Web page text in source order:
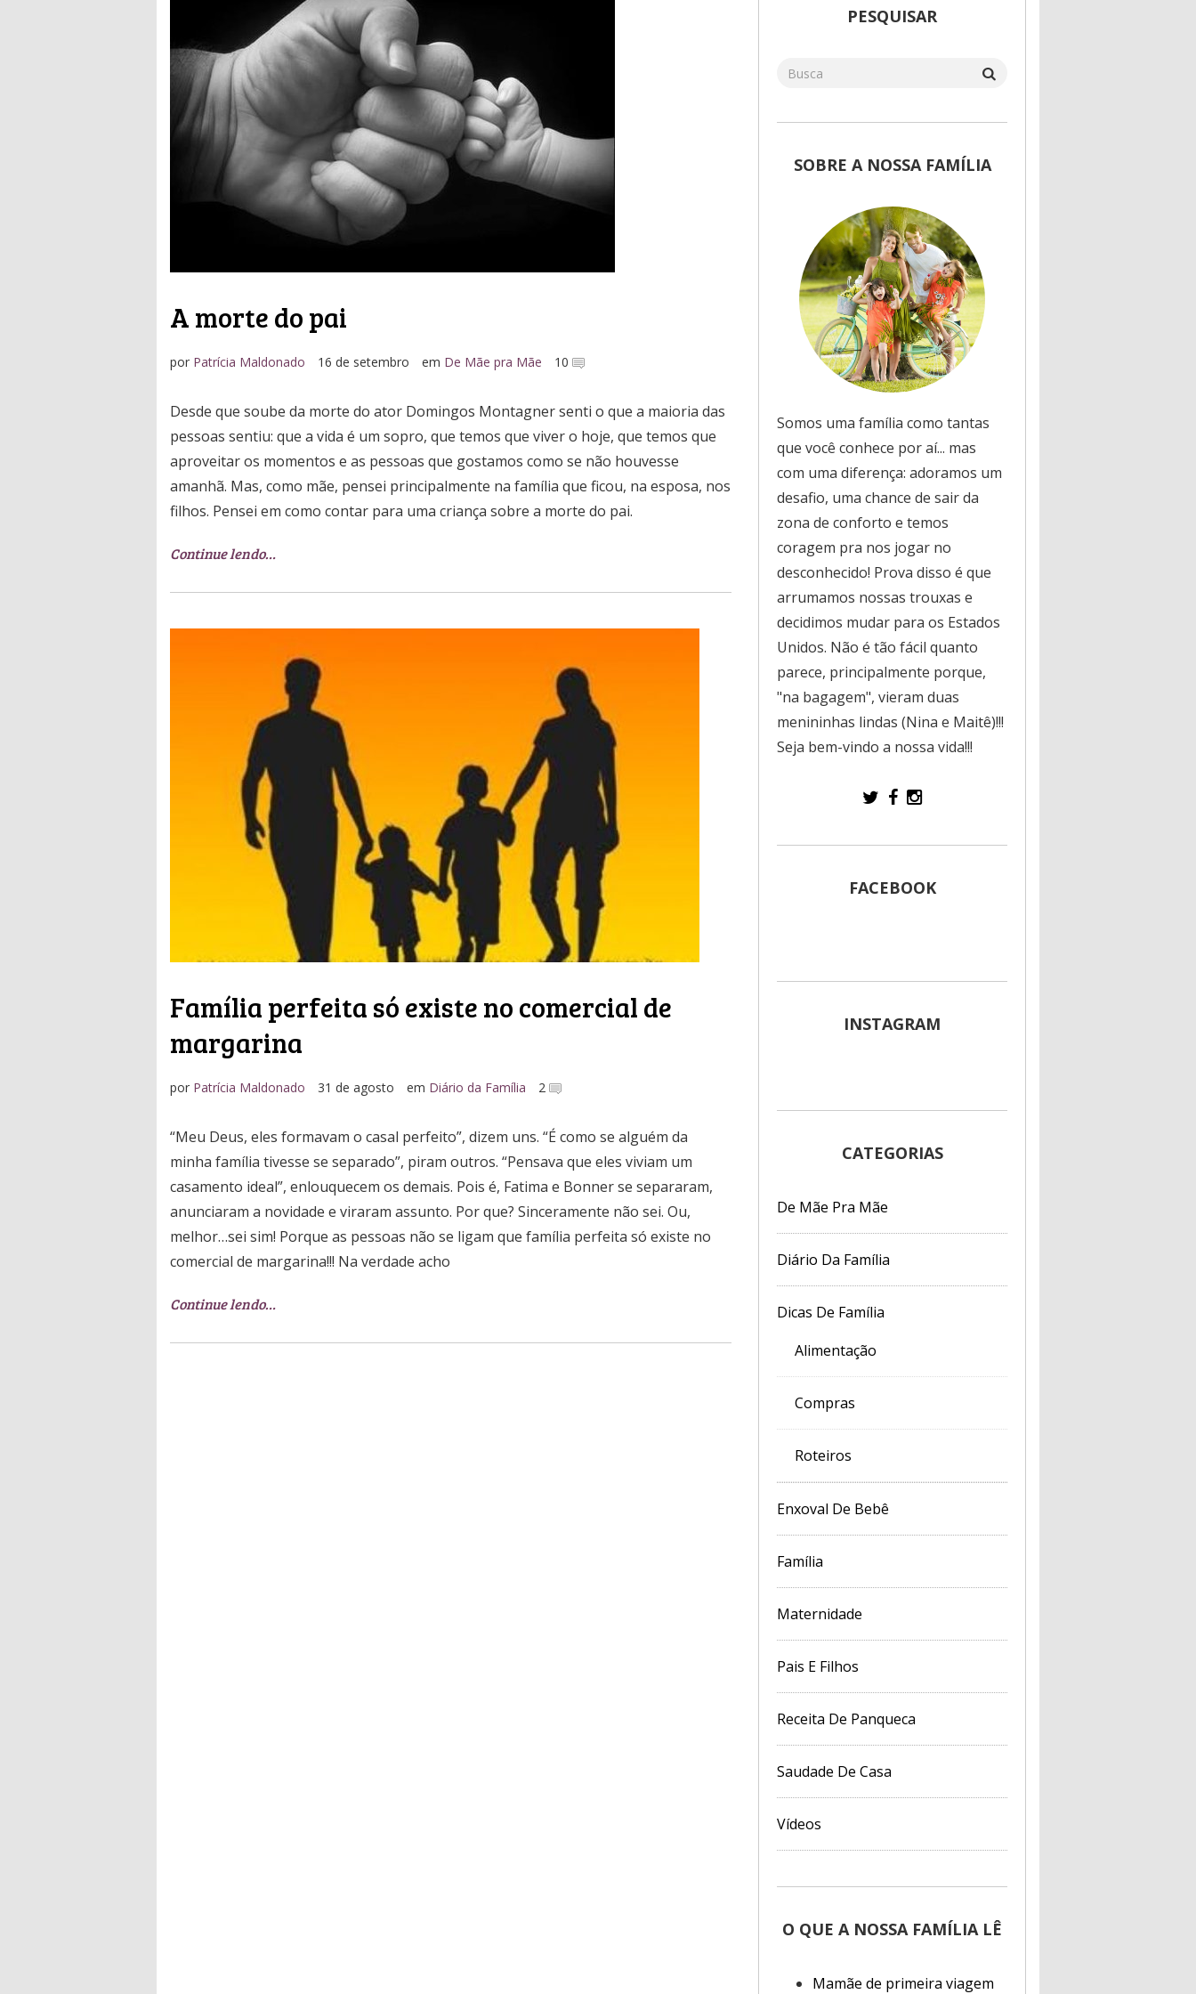
A morte do pai
por Patrícia Maldonado 16 de setembro em De Mãe pra Mãe 10
Desde que soube da morte do ator Domingos Montagner senti o que a maioria das
pessoas sentiu: que a vida é um sopro, que temos que viver o hoje, que temos que
aproveitar os momentos e as pessoas que gostamos como se não houvesse
amanhã. Mas, como mãe, pensei principalmente na família que ficou, na esposa, nos
filhos. Pensei em como contar para uma criança sobre a morte do pai.
Continue lendo…
Família perfeita só existe no comercial de
margarina
por Patrícia Maldonado 31 de agosto em Diário da Família 2
“Meu Deus, eles formavam o casal perfeito”, dizem uns. “É como se alguém da
minha família tivesse se separado”, piram outros. “Pensava que eles viviam um
casamento ideal”, enlouquecem os demais. Pois é, Fatima e Bonner se separaram,
anunciaram a novidade e viraram assunto. Por que? Sinceramente não sei. Ou,
melhor…sei sim! Porque as pessoas não se ligam que família perfeita só existe no
comercial de margarina!!! Na verdade acho
Continue lendo…
PESQUISAR
SOBRE A NOSSA FAMÍLIA
Somos uma família como tantas
que você conhece por aí... mas
com uma diferença: adoramos um
desafio, uma chance de sair da
zona de conforto e temos
coragem pra nos jogar no
desconhecido! Prova disso é que
arrumamos nossas trouxas e
decidimos mudar para os Estados
Unidos. Não é tão fácil quanto
parece, principalmente porque,
"na bagagem", vieram duas
menininhas lindas (Nina e Maitê)!!!
Seja bem-vindo a nossa vida!!!
FACEBOOK
INSTAGRAM
CATEGORIAS
De Mãe Pra Mãe
Diário Da Família
Dicas De Família
Alimentação
Compras
Roteiros
Enxoval De Bebê
Família
Maternidade
Pais E Filhos
Receita De Panqueca
Saudade De Casa
Vídeos
O QUE A NOSSA FAMÍLIA LÊ
Mamãe de primeira viagem